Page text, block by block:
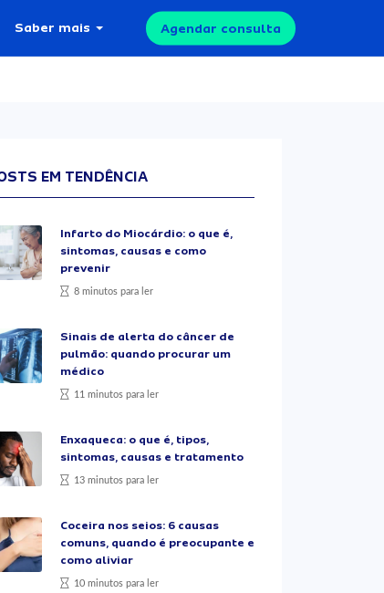
Saber mais Agendar consulta
EM TENDÊNCIA
Infarto do Miocárdio: o que é,
sintomas, causas e como
prevenir
8 minutos para ler
Sinais de alerta do câncer de
pulmão: quando procurar um
médico
11 minutos para ler
Enxaqueca: o que é, tipos,
sintomas, causas e tratamento
13 minutos para ler
Coceira nos seios: 6 causas
comuns, quando é preocupante e
como aliviar
10 minutos para ler